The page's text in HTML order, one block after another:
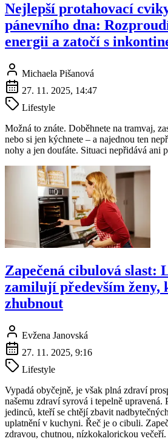
Nejlepší protahovací
pánevního dna:
energii a zatočí s
Michaela Pišanová
27. 11. 2025, 14:47
Lifestyle
Možná to znáte. Doběhnete na tramvaj,
nebo si jen kýchnete – a najednou ten
nohy a jen doufáte. Situaci nepřidává ani
Zapečená cibulová slast:
zamilují především ženy,
zhubnout
Evžena Janovská
27. 11. 2025, 9:16
Lifestyle
Vypadá obyčejně, je však plná zdraví
našemu zdraví syrová i tepelně upravená.
jedinců, kteří se chtějí zbavit
uplatnění v kuchyni. Řeč je o cibuli.
zdravou, chutnou, nízkokalorickou večeří.